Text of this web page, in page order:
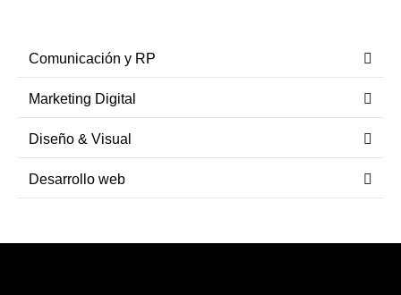
Comunicación y RP
Marketing Digital
Diseño & Visual
Desarrollo web